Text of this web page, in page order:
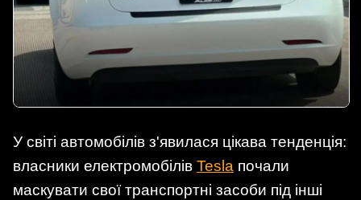
У світі автомобілів з'явилася цікава тенденція:
власники електромобілів Tesla почали
маскувати свої транспортні засоби під інші